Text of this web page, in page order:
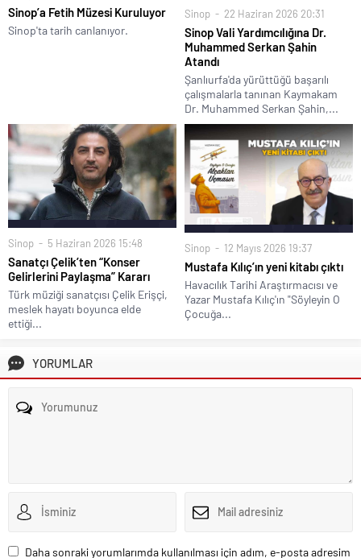
Sinop’a Fetih Müzesi Kuruluyor
Sinop'ta tarih canlanıyor.
Sinop 22 Haziran 2026 20:31
Sinop Vali Yardımcılığına Dr.
Muhammed Serkan Şahin
Atandı
Şanlıurfa'da yürüttüğü başarılı
çalışmalarla tanınan Kaymakam
Dr. Muhammed Serkan Şahin,...
Sinop 5 Haziran 2026 15:48
Sanatçı Çelik’ten “Konser
Gelirlerini Paylaşma” Kararı
Türk müziği sanatçısı Çelik Erişçi,
meslek hayatı boyunca elde
ettiği...
Sinop 12 Mayıs 2026 19:37
Mustafa Kılıç’ın yeni kitabı çıktı
Havacılık Tarihi Araştırmacısı ve
Yazar Mustafa Kılıç'ın "Söyleyin O
Çocuğa...
YORUMLAR
Daha sonraki yorumlarımda kullanılması için adım, e-posta adresim